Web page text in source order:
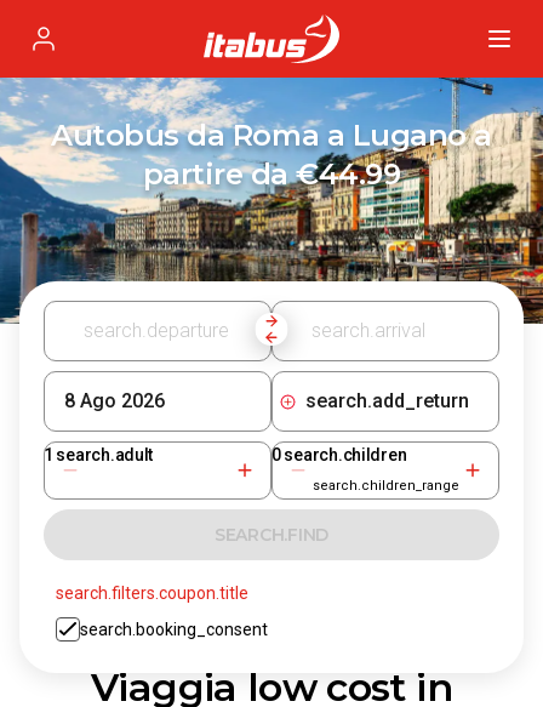
Profile
Autobus da Roma a Lugano a
partire da €44.99
search.add_return
1 search.adult 0 search.children
search.children_range
SEARCH.FIND
search.booking_consent
search.filters.coupon.title
Viaggia low cost in